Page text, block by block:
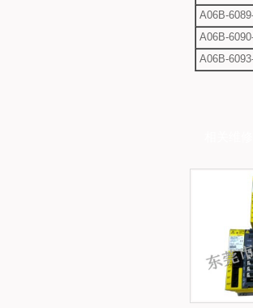
A06B-
A06B-
A06B-